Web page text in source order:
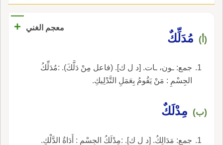
معجم الغني +
(أ) مُدَلِّكٌ
جمع: ـون، ـات. [د ل ك]. (فاعل مِنْ دَلَّكَ). :مُدَلِّكُ
الجِسْمِ : مَنْ يَقُومُ بِعَمَلِ التَّدْلِيكِ.
(ب) مِدْلَكٌ
جمع: مَدَالِكُ. [د ل ك]. :مِدْلَكُ الجِسْمِ : أَدَاةُ الدَّلْكِ.